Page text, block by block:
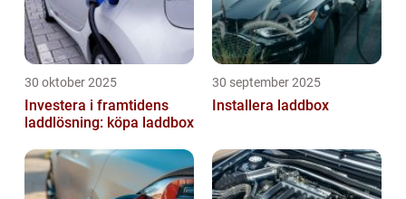
30 oktober 2025
Investera i framtidens
laddlösning: köpa laddbox
30 september 2025
Installera laddbox